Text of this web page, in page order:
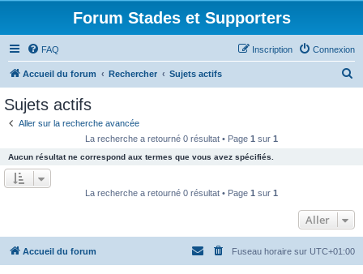
Forum Stades et Supporters
FAQ Connexion
Inscription
Accueil du forum Rechercher Sujets actifs
e
r
Sujets actifs
Aller sur la recherche avancée
La recherche a retourné 0 résultat • Page 1 sur 1
Aucun résultat ne correspond aux termes que vous avez spécifiés.
La recherche a retourné 0 résultat • Page 1 sur 1
Aller
Accueil du forum Fuseau horaire sur UTC+01:00